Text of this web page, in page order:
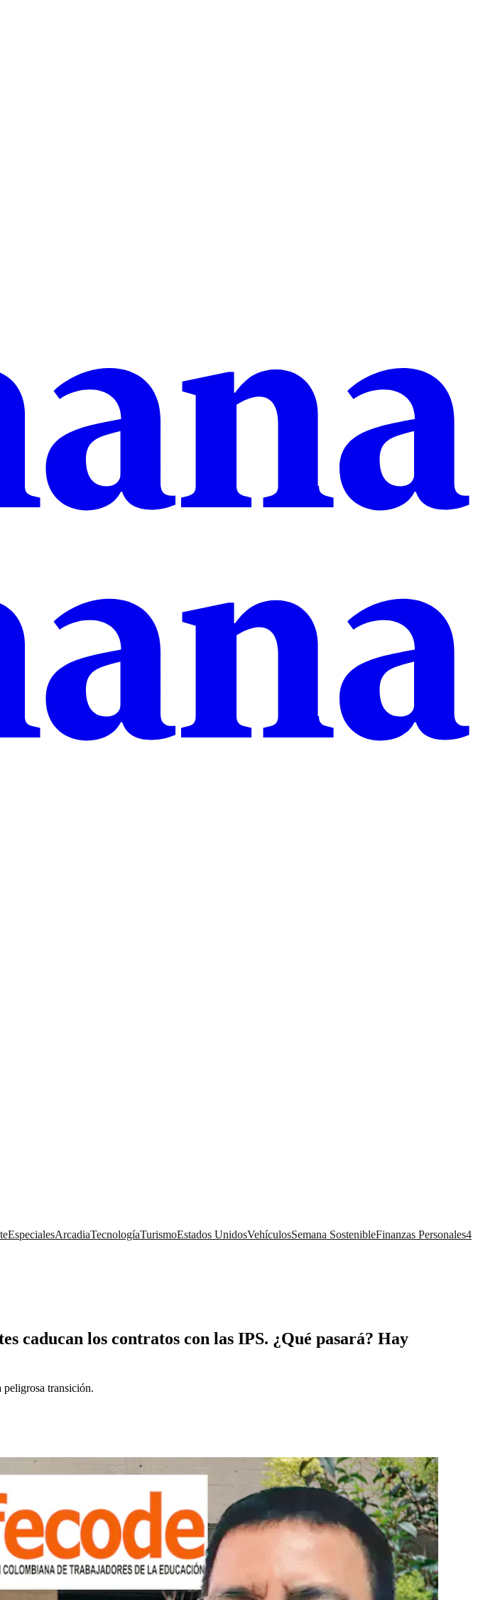
EspecialesArcadiaTecnologíaTurismoEstados UnidosVehículosSemana SostenibleFinanzas Personales4
caducan los contratos con las IPS. ¿Qué pasará? Hay
peligrosa transición.